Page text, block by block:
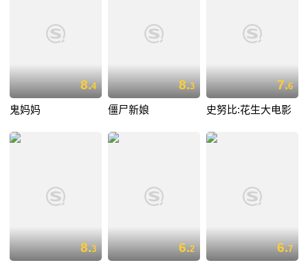
8.4
鬼妈妈
8.3
僵尸新娘
7.6
史努比:花生大电影
8.3 6.2 6.7